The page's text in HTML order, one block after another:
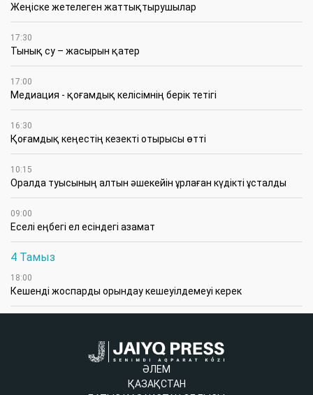
Жеңіске жетелеген жаттықтырушылар
17:30
Тынық су – жасырын қатер
17:00
Медиация - қоғамдық келісімнің берік тетігі
16:30
Қоғамдық кеңестің кезекті отырысы өтті
10:15
Оралда туысының алтын әшекейін ұрлаған күдікті ұсталды
09:00
Еселі еңбегі ел есіндегі азамат
4 Тамыз
18:00
Кешенді жоспарды орындау кешеуілдемеуі керек
ӘЛЕМ
ҚАЗАҚСТАН